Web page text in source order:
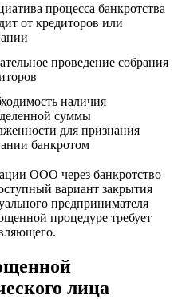
процесса банкротства
от кредиторов или
проведение собрания
наличия
суммы
для признания
банкротом
ООО через банкротство
вариант закрытия
предпринимателя
процедуре требует
лица